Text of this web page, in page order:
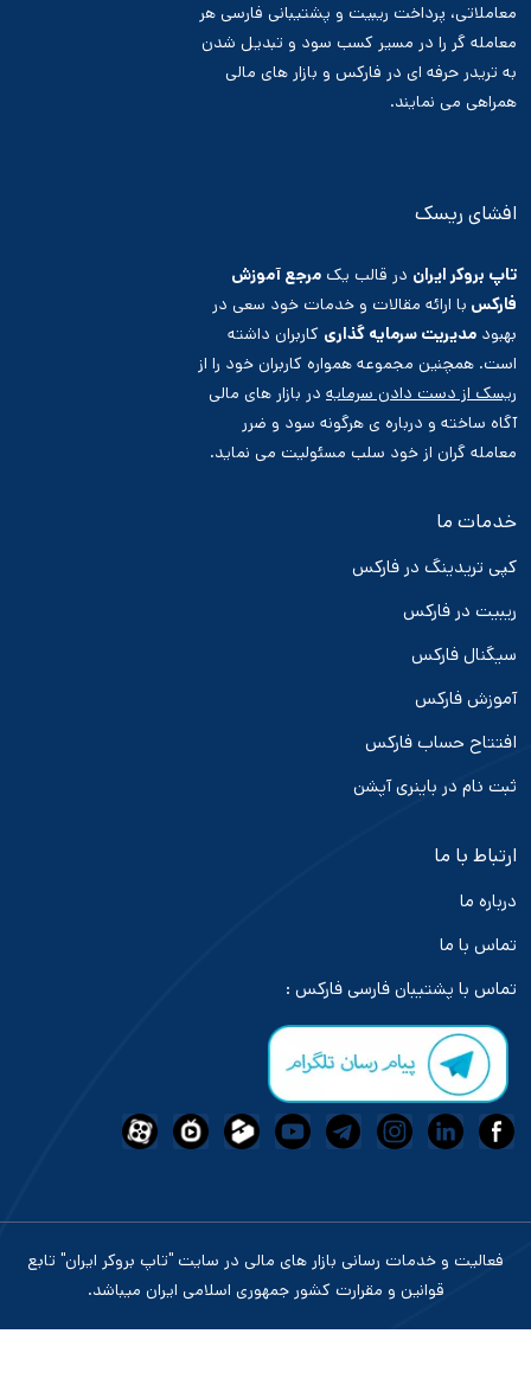
معاملاتی، پرداخت ریبیت و پشتیبانی فارسی هر
معامله گر را در مسیر کسب سود و تبدیل شدن
به تریدر حرفه ای در فارکس و بازار های مالی
همراهی می نمایند.
افشای ریسک
تاپ بروکر ایران در قالب یک مرجع آموزش
فارکس با ارائه مقالات و خدمات خود سعی در
بهبود مدیریت سرمایه گذاری کاربران داشته
است. همچنین مجموعه همواره کاربران خود را از
ریسک از دست دادن سرمایه در بازار های مالی
آگاه ساخته و درباره ی هرگونه سود و ضرر
معامله گران از خود سلب مسئولیت می نماید.
خدمات ما
کپی تریدینگ در فارکس
ریبیت در فارکس
سیگنال فارکس
آموزش فارکس
افتتاح حساب فارکس
ثبت نام در باینری آپشن
ارتباط با ما
درباره ما
تماس با ما
تماس با پشتیبان فارسی فارکس :
فعالیت و خدمات رسانی بازار های مالی در سایت "تاپ بروکر ایران" تابع
قوانین و مقرارت کشور جمهوری اسلامی ایران میباشد.